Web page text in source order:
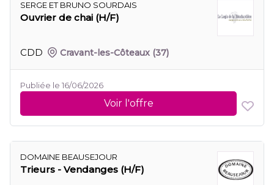
SERGE ET BRUNO SOURDAIS
Ouvrier de chai (H/F)
CDD Cravant-les-Côteaux (37)
Publiée le 16/06/2026
Voir l'offre
DOMAINE BEAUSEJOUR
Trieurs - Vendanges (H/F)